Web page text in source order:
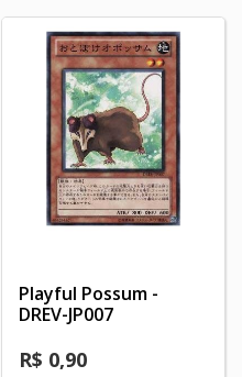
Playful Possum -
DREV-JP007
R$ 0,90